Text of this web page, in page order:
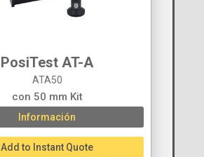
PosiTest AT-A
ATA50
con 50 mm Kit
Información
Add to Instant Quote